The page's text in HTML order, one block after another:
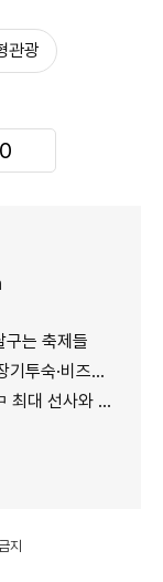
관광
0
는 축제들
니스 수요 공략
선사와 맞손
지